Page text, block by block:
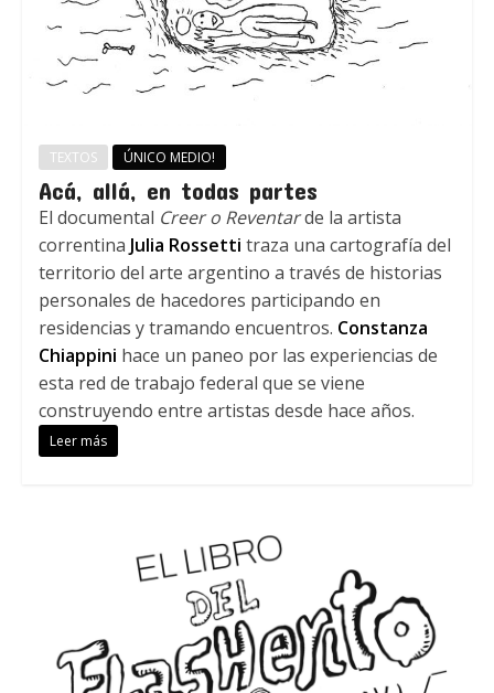
TEXTOS ÚNICO MEDIO!
Acá, allá, en todas partes
El documental Creer o Reventarde la artista
correntina Julia Rossetti traza una cartografía del
territorio del arte argentino a través de historias
personales de hacedores participando en
residencias y tramando encuentros. Constanza
Chiappini hace un paneo por las experiencias de
esta red de trabajo federal que se viene
construyendo entre artistas desde hace años.
Leer más